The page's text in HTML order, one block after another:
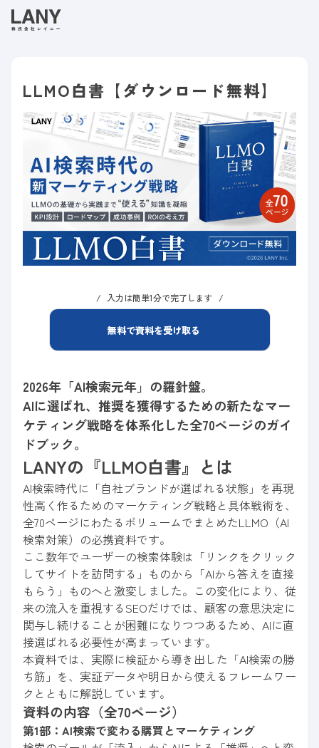
LLMO白書【ダウンロード無料】
入力は簡単1分で完了します
無料で資料を受け取る
2026年「AI検索元年」の羅針盤。
AIに選ばれ、推奨を獲得するための新たなマー
ケティング戦略を体系化した全70ページのガイ
ドブック。
LANYの『LLMO白書』とは
AI検索時代に「自社ブランドが選ばれる状態」を再現
性高く作るためのマーケティング戦略と具体戦術を、
全70ページにわたるボリュームでまとめたLLMO（AI
検索対策）の必携資料です。
ここ数年でユーザーの検索体験は「リンクをクリック
してサイトを訪問する」ものから「AIから答えを直接
もらう」ものへと激変しました。この変化により、従
来の流入を重視するSEOだけでは、顧客の意思決定に
関与し続けることが困難になりつつあるため、AIに直
接選ばれる必要性が高まっています。
本資料では、実際に検証から導き出した「AI検索の勝
ち筋」を、実証データや明日から使えるフレームワー
クとともに解説しています。
資料の内容（全70ページ）
第1部：AI検索で変わる購買とマーケティング